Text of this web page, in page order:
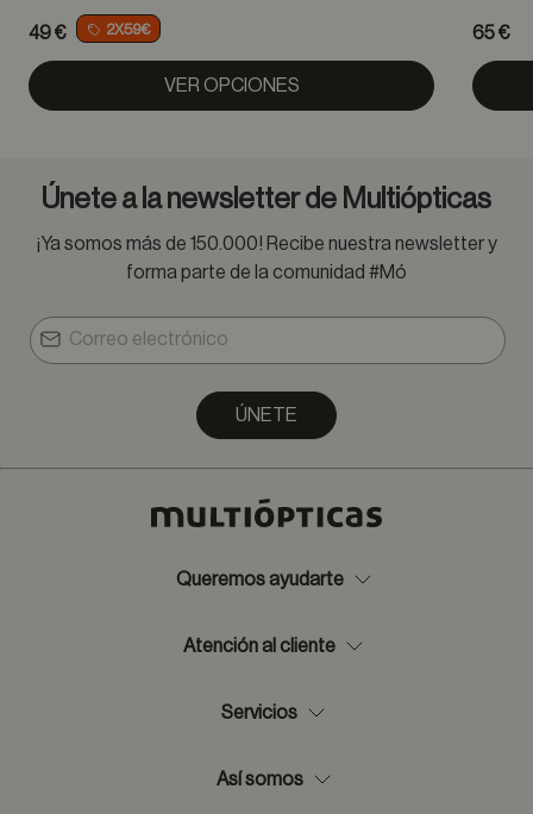
49 € 2X59€
VER OPCIONES
65 €
Únete a la newsletter de Multiópticas
¡Ya somos más de 150.000! Recibe nuestra newsletter y
forma parte de la comunidad #Mó
ÚNETE
Queremos ayudarte
Atención al cliente
Servicios
Así somos